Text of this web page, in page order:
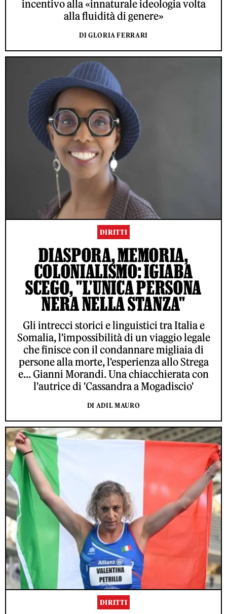
incentivo alla «innaturale ideologia volta
alla fluidità di genere»
DI GLORIA FERRARI
DIRITTI
DIASPORA, MEMORIA,
COLONIALISMO: IGIABA
SCEGO, "L'UNICA PERSONA
NERA NELLA STANZA"
Gli intrecci storici e linguistici tra Italia e
Somalia, l'impossibilità di un viaggio legale
che finisce con il condannare migliaia di
persone alla morte, l'esperienza allo Strega
e... Gianni Morandi. Una chiacchierata con
l'autrice di 'Cassandra a Mogadiscio'
DI ADIL MAURO
DIRITTI